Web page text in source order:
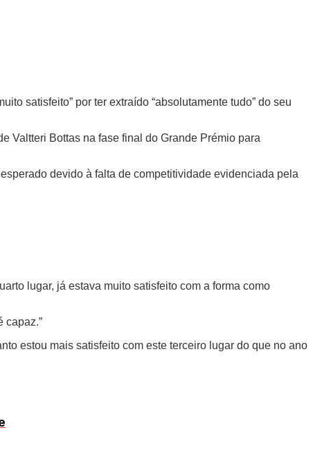
satisfeito” por ter extraído “absolutamente tudo” do seu
Valtteri Bottas na fase final do Grande Prémio para
devido à falta de competitividade evidenciada pela
lugar, já estava muito satisfeito com a forma como
capaz.”
estou mais satisfeito com este terceiro lugar do que no ano